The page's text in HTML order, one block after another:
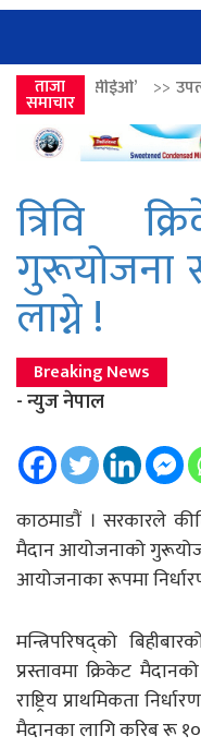
ताजा
समाचार
उपत्यकामा श्रृंखलाबद्ध
त्रिवि
गुरूयोजना
लाग्ने !
Breaking News
- न्युज नेपाल
काठमाडाैं । सरकारले
मैदान आयोजनाको
आयोजनाका रूपमा
मन्त्रिपरिषद्को
प्रस्तावमा क्रिकेट
राष्ट्रिय प्राथमिकता
मैदानका लागि करिब रू